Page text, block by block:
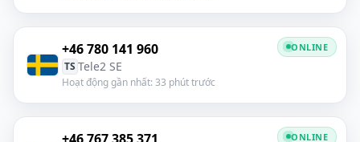
+46 780 141 960
TS Tele2 SE
Hoạt động gần nhất: 33 phút trước
ONLINE
+46 767 385 371 ONLINE